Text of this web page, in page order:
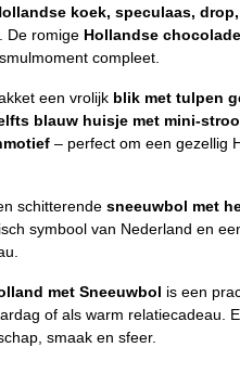
koek, speculaas,
. De romige Hollandse
compleet.
een vrolijk blik met tulpen
blauw huisje met mini-
– perfect om een gezellig
schitterende sneeuwbol met
symbool van Nederland en
met Sneeuwbol is een
of als warm relatiecadeau.
smaak en sfeer.